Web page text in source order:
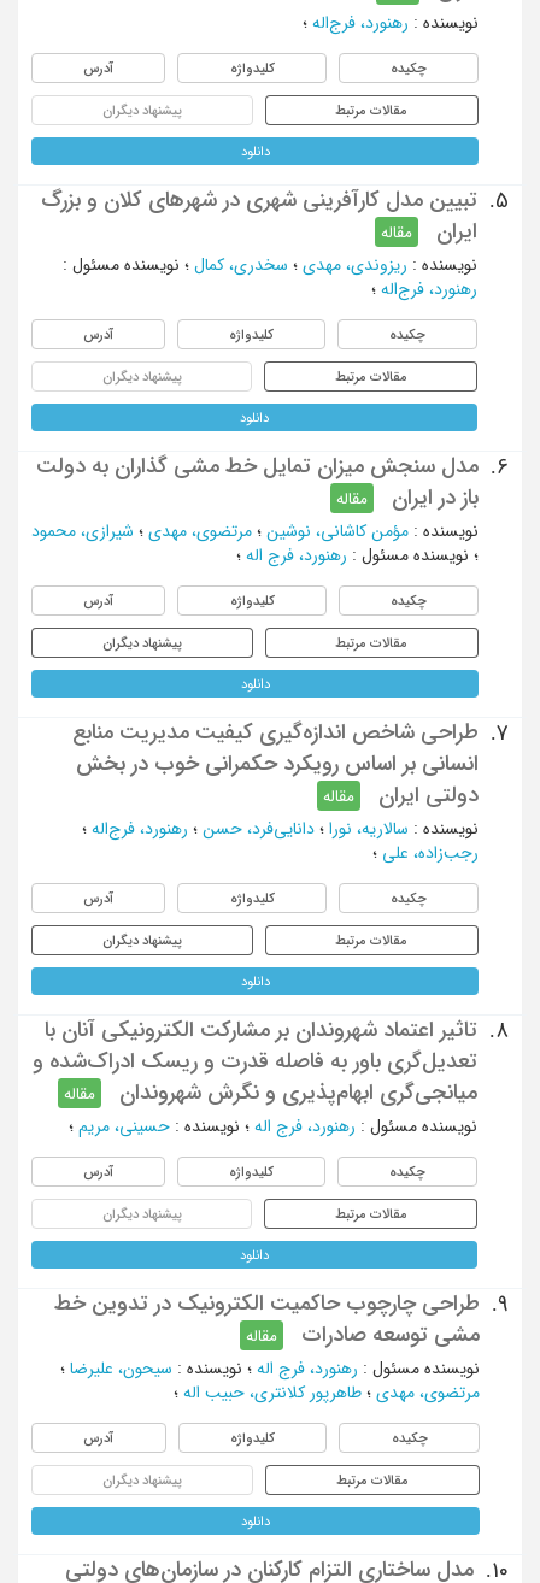
نویسنده : رهنورد، فرج‌اله ؛
چکیده کلیدواژه آدرس
مقالات مرتبط پیشنهاد دیگران
دانلود
5.
تبیین مدل کارآفرینی شهری در شهرهای کلان و بزرگ
ایران
مقاله
نویسنده : ریزوندی، مهدی ؛ سخدری، کمال ؛ نویسنده مسئول :
رهنورد، فرج‌اله ؛
چکیده کلیدواژه آدرس
مقالات مرتبط پیشنهاد دیگران
دانلود
6.
مدل سنجش میزان تمایل خط‏ مشی‏ گذاران به دولت
باز در ایران
مقاله
نویسنده : مؤمن کاشانی، نوشین ؛ مرتضوی، مهدی ؛ شیرازی، محمود
؛ نویسنده مسئول : رهنورد، فرج‏ اله ؛
چکیده کلیدواژه آدرس
مقالات مرتبط پیشنهاد دیگران
دانلود
7.
طراحی شاخص اندازه‌گیری کیفیت مدیریت منابع
انسانی بر اساس رویکرد حکمرانی خوب در بخش
دولتی ایران
مقاله
نویسنده : سالاریه، نورا ؛ دانایی‌فرد، حسن ؛ رهنورد، فرج‌اله ؛
رجب‌زاده، علی ؛
چکیده کلیدواژه آدرس
مقالات مرتبط پیشنهاد دیگران
دانلود
8.
تاثیر اعتماد شهروندان بر مشارکت الکترونیکی آنان با
تعدیل‌گری باور به فاصله قدرت و ریسک ادراک‌‌شده و
میانجی‌گری ابهام‌‌پذیری و نگرش شهروندان
مقاله
نویسنده مسئول : رهنورد، فرج‌ اله ؛ نویسنده : حسینی، مریم ؛
چکیده کلیدواژه آدرس
مقالات مرتبط پیشنهاد دیگران
دانلود
9.
طراحی چارچوب حاکمیت الکترونیک در تدوین خط
مشی توسعه صادرات
مقاله
نویسنده مسئول : رهنورد، فرج اله ؛ نویسنده : سیحون، علیرضا ؛
مرتضوی، مهدی ؛ طاهرپور کلانتری، حبیب اله ؛
چکیده کلیدواژه آدرس
مقالات مرتبط پیشنهاد دیگران
دانلود
10.
مدل ساختاری التزام کارکنان در سازمان‌های دولتی